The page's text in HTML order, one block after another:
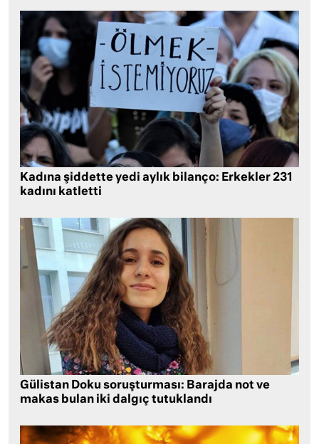
Kadına şiddette yedi aylık bilanço: Erkekler 231
kadını katletti
Gülistan Doku soruşturması: Barajda not ve
makas bulan iki dalgıç tutuklandı